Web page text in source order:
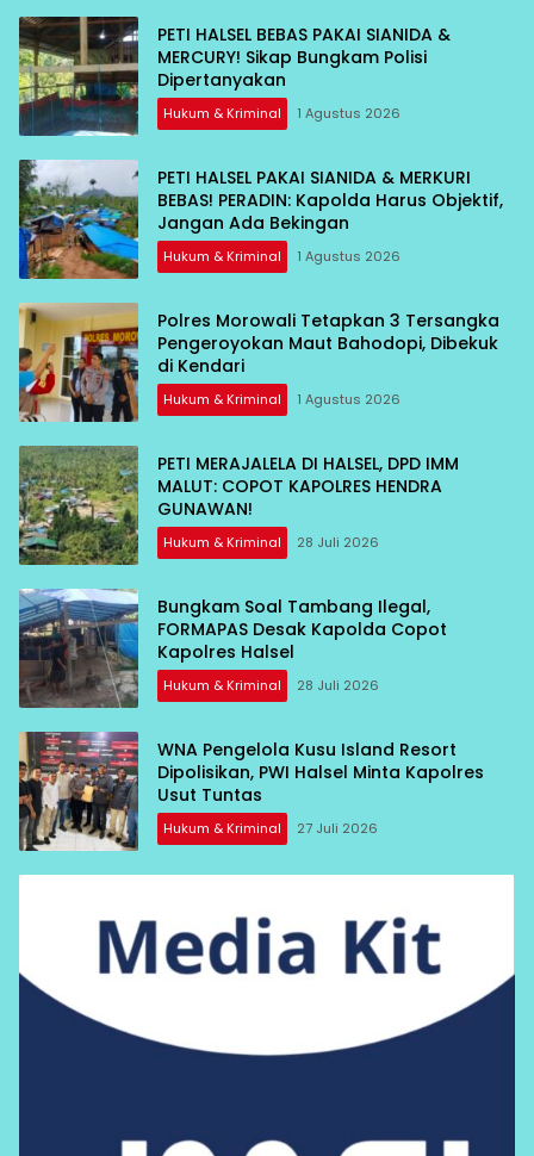
PETI HALSEL BEBAS PAKAI SIANIDA &
MERCURY! Sikap Bungkam Polisi
Dipertanyakan
Hukum & Kriminal 1 Agustus 2026
PETI HALSEL PAKAI SIANIDA & MERKURI
BEBAS! PERADIN: Kapolda Harus Objektif,
Jangan Ada Bekingan
Hukum & Kriminal 1 Agustus 2026
Polres Morowali Tetapkan 3 Tersangka
Pengeroyokan Maut Bahodopi, Dibekuk
di Kendari
Hukum & Kriminal 1 Agustus 2026
PETI MERAJALELA DI HALSEL, DPD IMM
MALUT: COPOT KAPOLRES HENDRA
GUNAWAN!
Hukum & Kriminal 28 Juli 2026
Bungkam Soal Tambang Ilegal,
FORMAPAS Desak Kapolda Copot
Kapolres Halsel
Hukum & Kriminal 28 Juli 2026
WNA Pengelola Kusu Island Resort
Dipolisikan, PWI Halsel Minta Kapolres
Usut Tuntas
Hukum & Kriminal 27 Juli 2026